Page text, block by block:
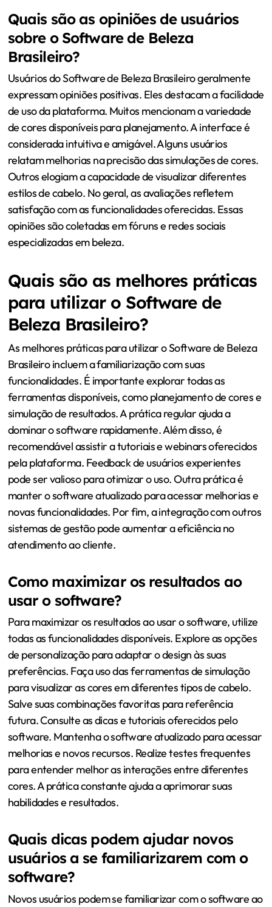
Quais são as opiniões de usuários
sobre o Software de Beleza
Brasileiro?
Usuários do Software de Beleza Brasileiro geralmente
expressam opiniões positivas. Eles destacam a facilidade
de uso da plataforma. Muitos mencionam a variedade
de cores disponíveis para planejamento. A interface é
considerada intuitiva e amigável. Alguns usuários
relatam melhorias na precisão das simulações de cores.
Outros elogiam a capacidade de visualizar diferentes
estilos de cabelo. No geral, as avaliações refletem
satisfação com as funcionalidades oferecidas. Essas
opiniões são coletadas em fóruns e redes sociais
especializadas em beleza.
Quais são as melhores práticas
para utilizar o Software de
Beleza Brasileiro?
As melhores práticas para utilizar o Software de Beleza
Brasileiro incluem a familiarização com suas
funcionalidades. É importante explorar todas as
ferramentas disponíveis, como planejamento de cores e
simulação de resultados. A prática regular ajuda a
dominar o software rapidamente. Além disso, é
recomendável assistir a tutoriais e webinars oferecidos
pela plataforma. Feedback de usuários experientes
pode ser valioso para otimizar o uso. Outra prática é
manter o software atualizado para acessar melhorias e
novas funcionalidades. Por fim, a integração com outros
sistemas de gestão pode aumentar a eficiência no
atendimento ao cliente.
Como maximizar os resultados ao
usar o software?
Para maximizar os resultados ao usar o software, utilize
todas as funcionalidades disponíveis. Explore as opções
de personalização para adaptar o design às suas
preferências. Faça uso das ferramentas de simulação
para visualizar as cores em diferentes tipos de cabelo.
Salve suas combinações favoritas para referência
futura. Consulte as dicas e tutoriais oferecidos pelo
software. Mantenha o software atualizado para acessar
melhorias e novos recursos. Realize testes frequentes
para entender melhor as interações entre diferentes
cores. A prática constante ajuda a aprimorar suas
habilidades e resultados.
Quais dicas podem ajudar novos
usuários a se familiarizarem com o
software?
Novos usuários podem se familiarizar com o software ao